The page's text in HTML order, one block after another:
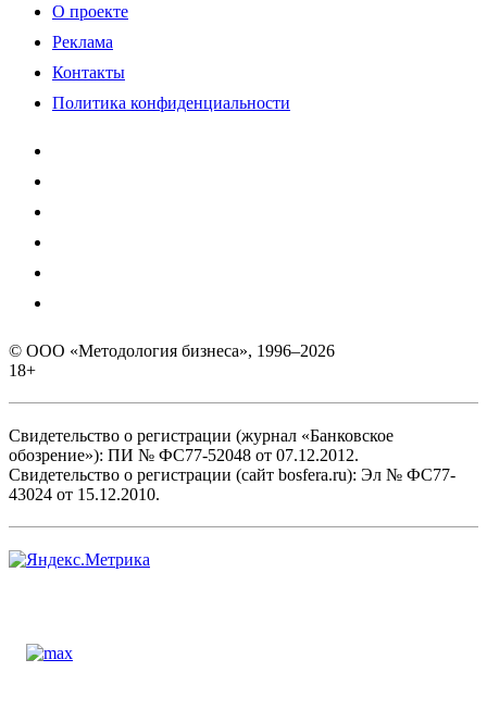
О проекте
Реклама
Контакты
Политика конфиденциальности
© ООО «Методология бизнеса», 1996–2026
18+
Свидетельство о регистрации (журнал «Банковское
обозрение»): ПИ № ФС77-52048 от 07.12.2012.
Свидетельство о регистрации (сайт bosfera.ru): Эл № ФС77-
43024 от 15.12.2010.